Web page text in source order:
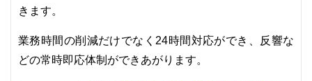
きます。
業務時間の削減だけでなく24時間対応ができ、反響な
どの常時即応体制ができあがります。